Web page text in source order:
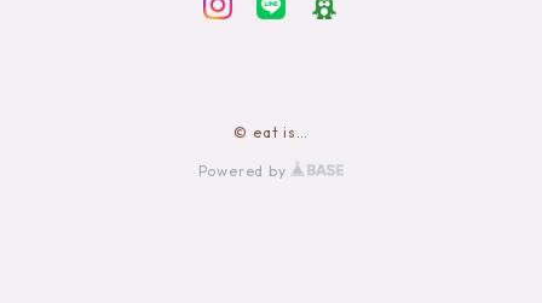
© eat is…
Powered by